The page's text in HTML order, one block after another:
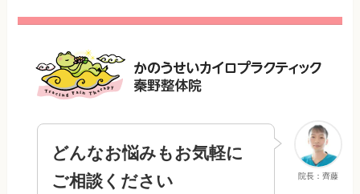
院長：齊藤
どんなお悩みもお気軽に
ご相談ください